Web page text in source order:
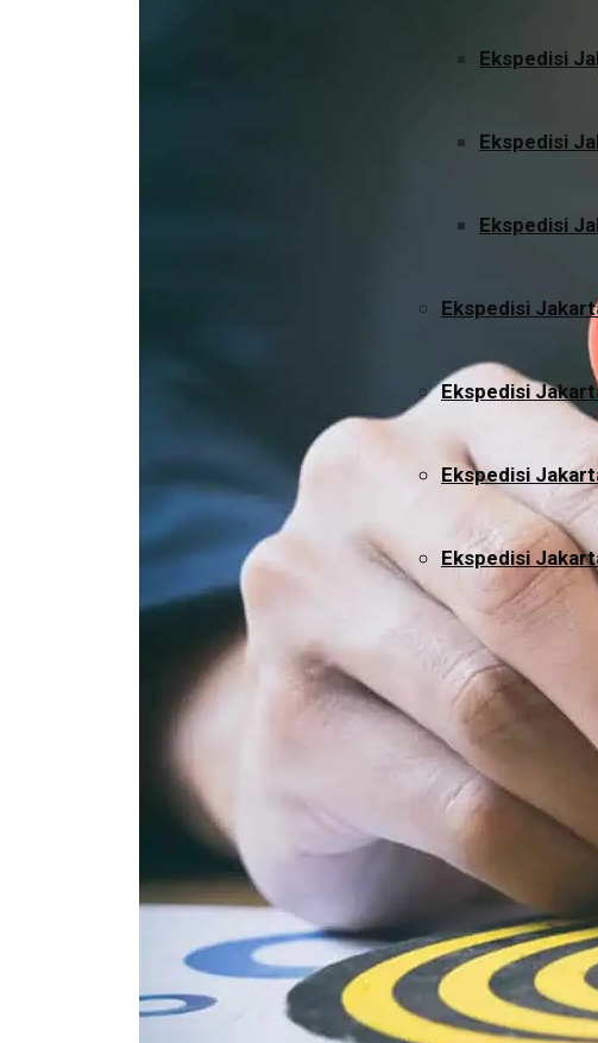
Ekspedisi
Ekspedisi
Ekspedisi
Ekspedisi
Ekspedisi
Ekspedisi
Ekspedisi
About
Services
Blog
Contact